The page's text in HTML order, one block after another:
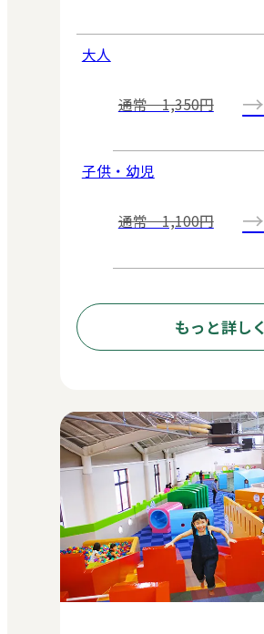
大人
通常 1,350円 →
子供・幼児
通常 1,100円 →
もっと詳しく